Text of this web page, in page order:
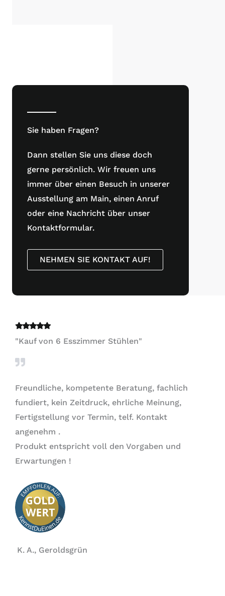
Sie haben Fragen?
Dann stellen Sie uns diese doch
gerne persönlich. Wir freuen uns
immer über einen Besuch in unserer
Ausstellung am Main, einen Anruf
oder eine Nachricht über unser
Kontaktformular.
NEHMEN SIE KONTAKT AUF!
"Kauf von 6 Esszimmer Stühlen"
Freundliche, kompetente Beratung, fachlich
fundiert, kein Zeitdruck, ehrliche Meinung,
Fertigstellung vor Termin, telf. Kontakt
angenehm .
Produkt entspricht voll den Vorgaben und
Erwartungen !
K. A., Geroldsgrün